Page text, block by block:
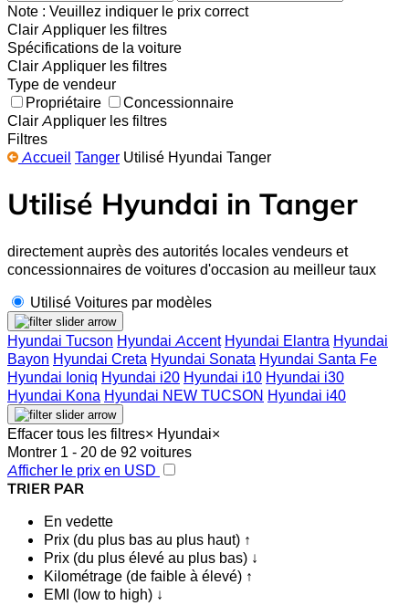
Note : Veuillez indiquer le prix correct
Clair Appliquer les filtres
Spécifications de la voiture
Clair Appliquer les filtres
Type de vendeur
Propriétaire
Concessionnaire
Clair Appliquer les filtres
Filtres
Accueil Tanger Utilisé Hyundai Tanger
Utilisé Hyundai in Tanger
directement auprès des autorités locales vendeurs et
concessionnaires de voitures d'occasion au meilleur taux
Utilisé Voitures par modèles
Hyundai Tucson Hyundai Accent Hyundai Elantra Hyundai
Bayon Hyundai Creta Hyundai Sonata Hyundai Santa Fe
Hyundai Ioniq Hyundai i20 Hyundai i10 Hyundai i30
Hyundai Kona Hyundai NEW TUCSON Hyundai i40
Effacer tous les filtres× Hyundai×
Montrer 1 - 20 de 92 voitures
Afficher le prix en USD
TRIER PAR
En vedette
Prix (du plus bas au plus haut) ↑
Prix (du plus élevé au plus bas) ↓
Kilométrage (de faible à élevé) ↑
EMI (low to high) ↓